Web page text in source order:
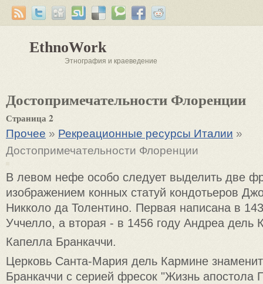
EthnoWork
Этнография и краеведение
Достопримечательности Флоренции
Страница 2
Прочее » Рекреационные ресурсы Италии »
Достопримечательности Флоренции
В левом нефе особо следует выделить две
изображением конных статуй кондотьеров
Никколо да Толентино. Первая написана в
Уччелло, а вторая - в 1456 году Андреа дель
Капелла Бранкаччи.
Церковь Санта-Мария дель Кармине
Бранкаччи с серией фресок "Жизнь апостола